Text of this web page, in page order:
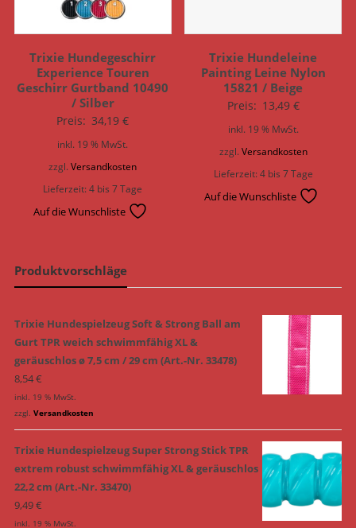
Trixie Hundegeschirr
Experience Touren
Geschirr Gurtband 10490
/ Silber
Preis: 34,19€
inkl. 19 % MwSt.
zzgl.Versandkosten
Lieferzeit:4 bis 7 Tage
Auf die Wunschliste
Trixie Hundeleine
Painting Leine Nylon
15821 / Beige
Preis: 13,49 €
inkl. 19 % MwSt.
zzgl. Versandkosten
Lieferzeit:4 bis 7 Tage
Auf die Wunschliste
Produktvorschläge
Trixie Hundespielzeug Soft & Strong Ball am
Gurt TPR weich schwimmfähig XL &
geräuschlos ø 7,5 cm / 29 cm (Art.-Nr. 33478)
8,54€
inkl. 19 % MwSt.
zzgl. Versandkosten
Trixie Hundespielzeug Super Strong Stick TPR
extrem robust schwimmfähig XL & geräuschlos
22,2 cm (Art.-Nr. 33470)
9,49€
inkl. 19 % MwSt.